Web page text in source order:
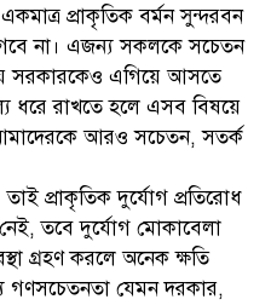
প্রাকৃতিক বর্মন সুন্দরবন
না। এজন্য সকলকে সচেতন
সরকারকেও এগিয়ে আসতে
ধরে রাখতে হলে এসব বিষয়ে
আরও সচেতন, সতর্ক
প্রাকৃতিক দুর্যোগ প্রতিরোধ
তবে দুর্যোগ মোকাবেলা
গ্রহণ করলে অনেক ক্ষতি
গণসচেতনতা যেমন দরকার,